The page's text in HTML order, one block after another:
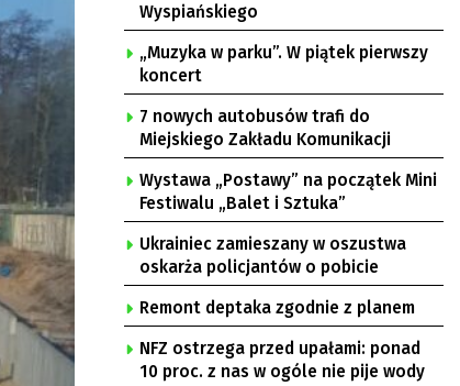
Wyspiańskiego
„Muzyka w parku”. W piątek pierwszy
koncert
7 nowych autobusów trafi do
Miejskiego Zakładu Komunikacji
Wystawa „Postawy” na początek Mini
Festiwalu „Balet i Sztuka”
Ukrainiec zamieszany w oszustwa
oskarża policjantów o pobicie
Remont deptaka zgodnie z planem
NFZ ostrzega przed upałami: ponad
10 proc. z nas w ogóle nie pije wody